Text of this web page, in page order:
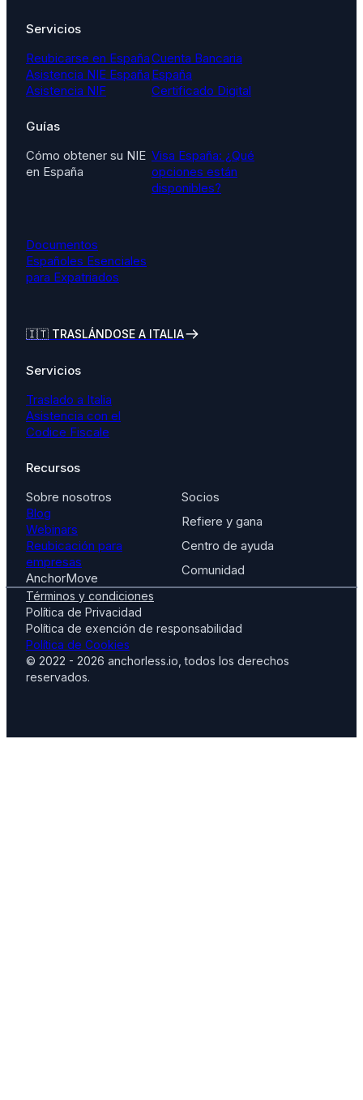
Servicios
Reubicarse en España
Asistencia NIE España
Asistencia NIF
Cuenta Bancaria
España
Certificado Digital
Guías
Cómo obtener su NIE
en España
Visa España: ¿Qué
opciones están
disponibles?
Documentos
Españoles Esenciales
para Expatriados
🇮🇹 TRASLÁNDOSE A ITALIA
Servicios
Traslado a Italia
Asistencia con el
Codice Fiscale
Recursos
Sobre nosotros
Blog
Webinars
Reubicación para
empresas
AnchorMove
Socios
Refiere y gana
Centro de ayuda
Comunidad
Términos y condiciones
Política de Privacidad
Política de exención de responsabilidad
Política de Cookies
© 2022 - 2026 anchorless.io, todos los derechos
reservados.